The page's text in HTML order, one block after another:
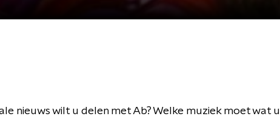
nieuws wilt u delen met Ab? Welke muziek moet wat u